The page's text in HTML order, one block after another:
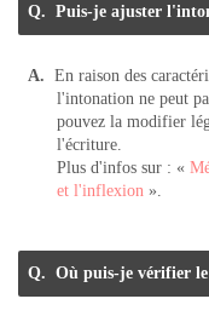
Puis-je ajuster
En raison des
l'intonation ne peut
pouvez la modifier
l'écriture.
Plus d'infos sur : «
et l'inflexion ».
Où puis-je vérifier le